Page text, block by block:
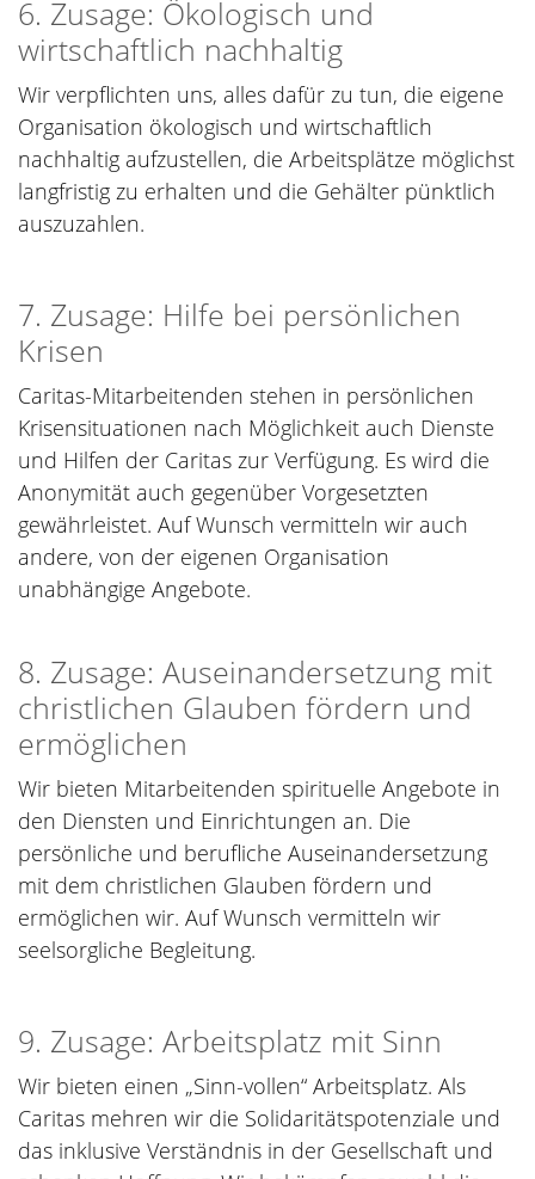
6. Zusage: Ökologisch und
wirtschaftlich nachhaltig
Wir verpflichten uns, alles dafür zu tun, die eigene
Organisation ökologisch und wirtschaftlich
nachhaltig aufzustellen, die Arbeitsplätze möglichst
langfristig zu erhalten und die Gehälter pünktlich
auszuzahlen.
7. Zusage: Hilfe bei persönlichen
Krisen
Caritas-Mitarbeitenden stehen in persönlichen
Krisensituationen nach Möglichkeit auch Dienste
und Hilfen der Caritas zur Verfügung. Es wird die
Anonymität auch gegenüber Vorgesetzten
gewährleistet. Auf Wunsch vermitteln wir auch
andere, von der eigenen Organisation
unabhängige Angebote.
8. Zusage: Auseinandersetzung mit
christlichen Glauben fördern und
ermöglichen
Wir bieten Mitarbeitenden spirituelle Angebote in
den Diensten und Einrichtungen an. Die
persönliche und berufliche Auseinandersetzung
mit dem christlichen Glauben fördern und
ermöglichen wir. Auf Wunsch vermitteln wir
seelsorgliche Begleitung.
9. Zusage: Arbeitsplatz mit Sinn
Wir bieten einen „Sinn-vollen“ Arbeitsplatz. Als
Caritas mehren wir die Solidaritätspotenziale und
das inklusive Verständnis in der Gesellschaft und